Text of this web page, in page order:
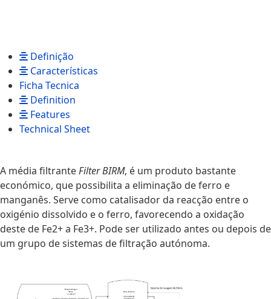
Definição
Características
Ficha Tecnica
Definition
Features
Technical Sheet
A média filtranteFilter BIRM, é um produto bastante
económico, que possibilita a eliminação de ferro e
manganês. Serve como catalisador da reacção entre o
oxigénio dissolvido e o ferro, favorecendo a oxidação
deste de Fe2+ a Fe3+. Pode ser utilizado antes ou depois de
um grupo de sistemas de filtração autónoma.